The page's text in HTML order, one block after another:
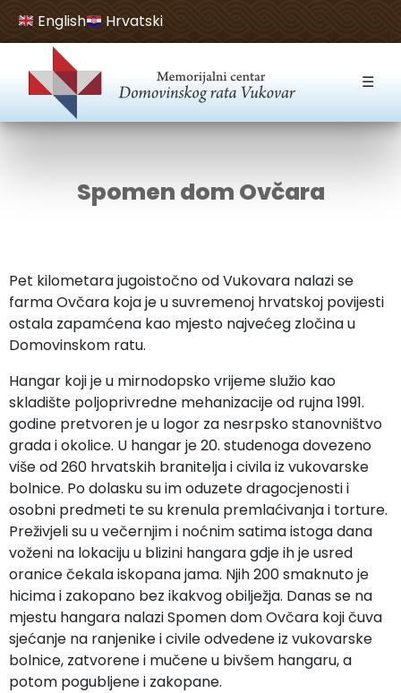
Open toolbar
English Hrvatski
☰
Spomen dom Ovčara
Pet kilometara jugoistočno od Vukovara nalazi se
farma Ovčara koja je u suvremenoj hrvatskoj povijesti
ostala zapamćena kao mjesto najvećeg zločina u
Domovinskom ratu.
Hangar koji je u mirnodopsko vrijeme služio kao
skladište poljoprivredne mehanizacije od rujna 1991.
godine pretvoren je u logor za nesrpsko stanovništvo
grada i okolice. U hangar je 20. studenoga dovezeno
više od 260 hrvatskih branitelja i civila iz vukovarske
bolnice. Po dolasku su im oduzete dragocjenosti i
osobni predmeti te su krenula premlaćivanja i torture.
Preživjeli su u večernjim i noćnim satima istoga dana
voženi na lokaciju u blizini hangara gdje ih je usred
oranice čekala iskopana jama. Njih 200 smaknuto je
hicima i zakopano bez ikakvog obilježja. Danas se na
mjestu hangara nalazi Spomen dom Ovčara koji čuva
sjećanje na ranjenike i civile odvedene iz vukovarske
bolnice, zatvorene i mučene u bivšem hangaru, a
potom pogubljene i zakopane.